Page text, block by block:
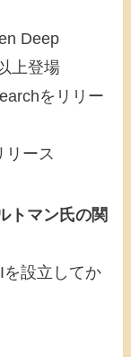
Deep
上登場
をリリー
リース
トマン氏の関
を設立してか